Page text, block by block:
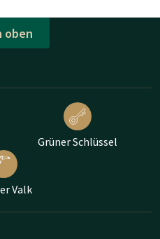
oben
Grüner Schlüssel
Valk